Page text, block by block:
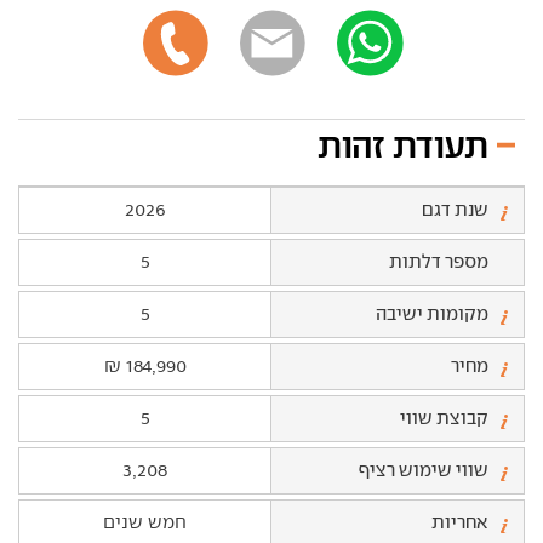
תעודת זהות
שנת דגם 2026
מספר דלתות 5
מקומות ישיבה 5
מחיר 184,990 ₪
קבוצת שווי 5
שווי שימוש רציף 3,208
אחריות חמש שנים